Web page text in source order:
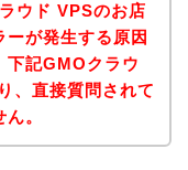
ウド VPSのお店
が発生する原因
下記GMOクラウ
、直接質問されて
。